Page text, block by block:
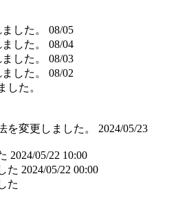
した。
08/05
した。
08/04
した。
08/03
した。
08/02
した。
を変更しました。
2024/05/23
2024/05/22 10:00
た 2024/05/22 00:00
た